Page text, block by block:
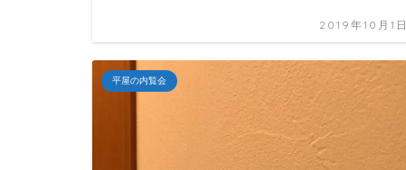
2019年10月1日
平屋の内覧会